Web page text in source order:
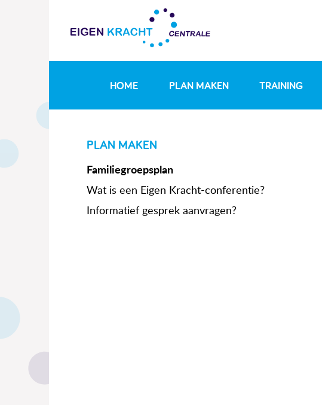
HOME PLAN MAKEN TRAINING
PLAN MAKEN
Familiegroepsplan
Wat is een Eigen Kracht-conferentie?
Informatief gesprek aanvragen?